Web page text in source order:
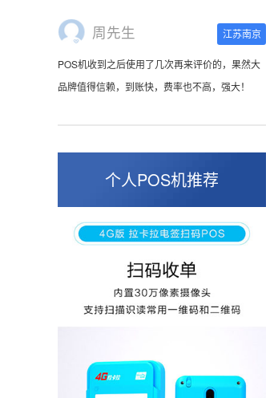
周先生 江苏南京
POS机收到之后使用了几次再来评价的，果然大
品牌值得信赖，到账快，费率也不高，强大！
然给提额了，希望我也能提呃，客服还和我说了
很多提额小技巧希望有用吧。
杨先生
个人POS机推荐